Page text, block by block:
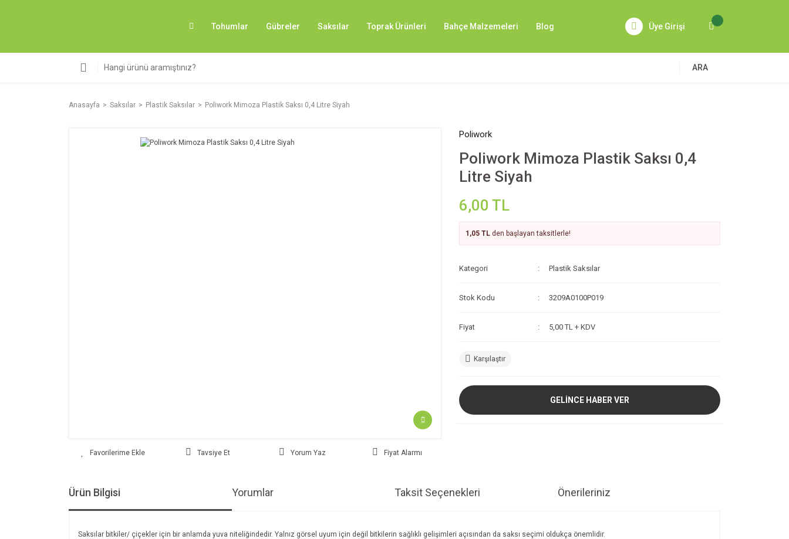
Tohumlar Gübreler Saksılar Toprak Ürünleri Bahçe Malzemeleri Blog Üye Girişi
ARA
Anasayfa Saksılar Plastik Saksılar Poliwork Mimoza Plastik Saksı 0,4 Litre Siyah
Tavsiye Et Yorum Yaz Fiyat Alarmı
Poliwork
Poliwork Mimoza Plastik Saksı 0,4
Litre Siyah
6,00 TL
1,05 TL den başlayan taksitlerle!
Kategori Plastik Saksılar
Stok Kodu 3209A0100P019
Fiyat 5,00 TL + KDV
Karşılaştır
GELİNCE HABER VER
Ürün Bilgisi Yorumlar Taksit Seçenekleri Önerileriniz
Saksılar bitkiler/ çiçekler için bir anlamda yuva niteliğindedir. Yalnız görsel uyum için değil bitkilerin sağlıklı gelişimleri açısından da saksı seçimi oldukça önemlidir.